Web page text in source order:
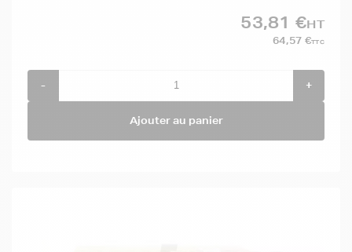
53,81 €HT
64,57 €TTC
- +
Ajouter au panier